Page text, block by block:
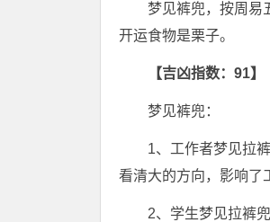
梦见裤兜，按周易
开运食物是栗子。
【吉凶指数：91】
梦见裤兜：
1、工作者梦见拉
看清大的方向，影响了
2、学生梦见拉裤